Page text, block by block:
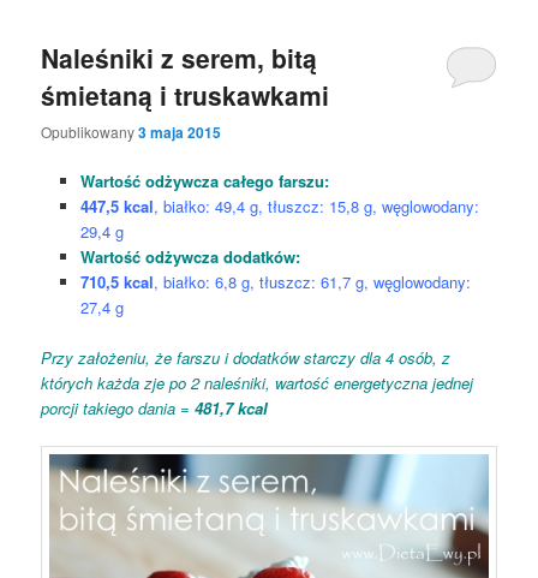
Naleśniki z serem, bitą
śmietaną i truskawkami
Opublikowany3 maja 2015
Wartość odżywcza całego farszu:
447,5 kcal, białko: 49,4 g, tłuszcz: 15,8 g, węglowodany:
29,4 g
Wartość odżywcza dodatków:
710,5 kcal, białko: 6,8 g, tłuszcz: 61,7 g, węglowodany:
27,4 g
Przy założeniu, że farszu i dodatków starczy dla 4 osób, z
których każda zje po 2 naleśniki, wartość energetyczna jednej
porcji takiego dania =481,7 kcal